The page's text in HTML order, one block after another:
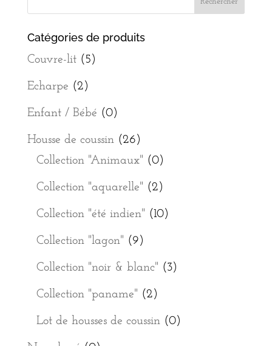
Catégories de produits
Couvre-lit (5)
Echarpe (2)
Enfant / Bébé (0)
Housse de coussin (26)
Collection "Animaux" (0)
Collection "aquarelle" (2)
Collection "été indien" (10)
Collection "lagon" (9)
Collection "noir & blanc" (3)
Collection "paname" (2)
Lot de housses de coussin (0)